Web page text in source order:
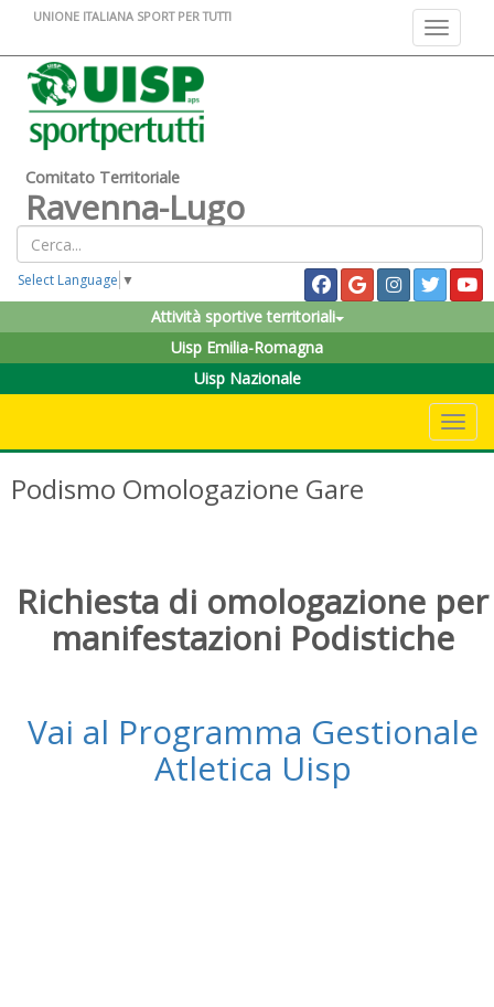
Toggle
UNIONE ITALIANA SPORT PER TUTTI
Comitato Territoriale
Ravenna-Lugo
Select Language ▼
Attività sportive territoriali
Uisp Emilia-Romagna
Uisp Nazionale
Podismo Omologazione Gare
Richiesta di omologazione per
manifestazioni Podistiche
Vai al Programma Gestionale
Atletica Uisp